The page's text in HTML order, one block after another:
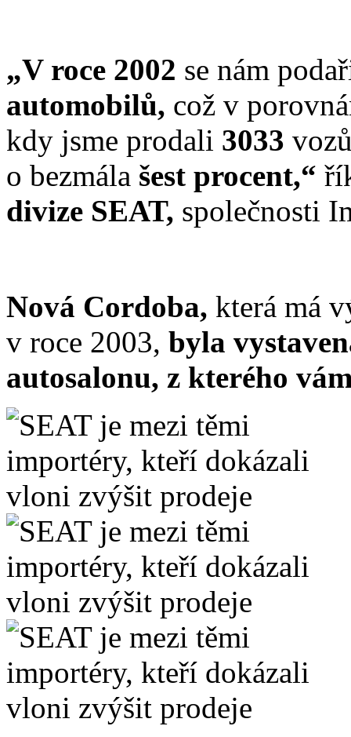
„V roce 2002 se nám
automobilů, což v
kdy jsme prodali 3033
o bezmála šest procent,“
divize SEAT, společnosti
Nová Cordoba, která má
v roce 2003, byla
autosalonu, z kterého